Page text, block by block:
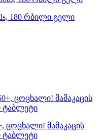
180 რბილი გელი
ცოცხალი! მამაკაცის
ტაბლეტი